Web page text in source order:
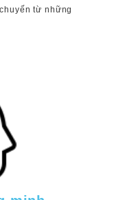
từ những